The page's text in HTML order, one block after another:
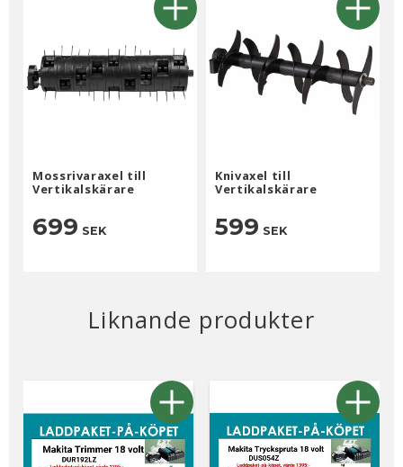
Mossrivaraxel till
Vertikalskärare
699 SEK
Knivaxel till
Vertikalskärare
599 SEK
Liknande produkter